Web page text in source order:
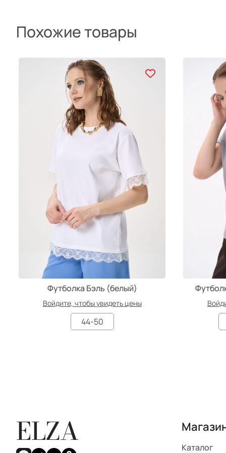
Похожие товары
Футболка Бэль (белый)
Войдите, чтобы увидеть цены
44-50
ELZA
Каталог